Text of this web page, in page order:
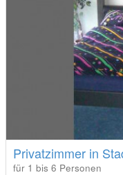
Privatzimmer in
für 1 bis 6 Personen